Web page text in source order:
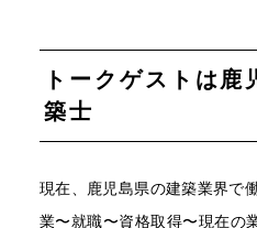
トークゲストは
築士
現在、鹿児島県の建築業界で
業〜就職〜資格取得〜現在の